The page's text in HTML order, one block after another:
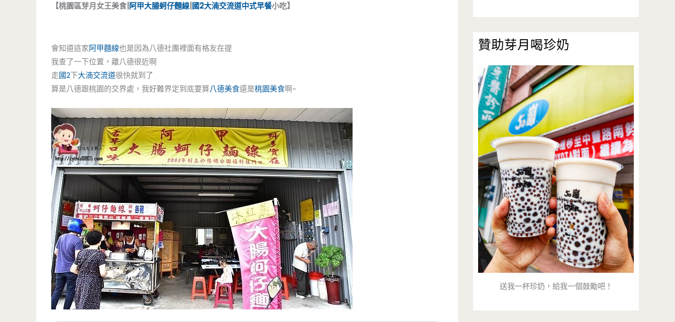
【桃園區芽月女王美食| 阿甲大腸蚵仔麵線 國2大湳交流道中式早餐小吃】
會知道這家阿甲麵線也是因為八德社團裡面有格友在提
我查了一下位置，離八德很近啊
走國2下大湳交流道很快就到了
算是八德跟桃園的交界處，我好難界定到底要算八德美食還是桃園美食啊~
贊助芽月喝珍奶
送我一杯珍奶，給我一個鼓勵吧！